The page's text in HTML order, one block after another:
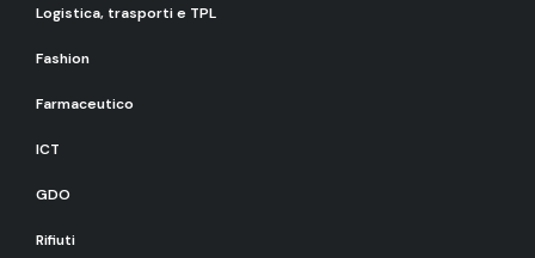
Logistica, trasporti e TPL
Fashion
Farmaceutico
ICT
GDO
Rifiuti